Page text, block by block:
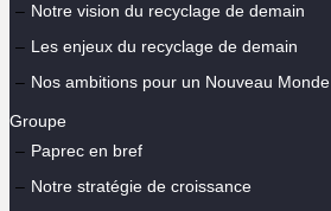
Notre vision du recyclage de demain
Les enjeux du recyclage de demain
Nos ambitions pour un Nouveau Monde
Groupe
Paprec en bref
Notre stratégie de croissance